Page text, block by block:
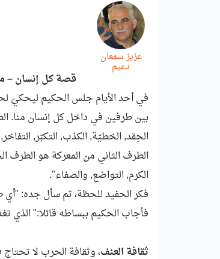
عزيز سمعان
دعيم
قصة كل إنسان –
في أحد الأيام جلس الحكيم ليحكيَ
بين طرفين في داخل كل إنسان منا.
الحِقد, الخطيّة, الكذب, التكبّر,
الطرف الثاني من المعركة هو الطرف
الكرم, التواضع, والصفاء".
فكر الحفيد للحظة، ثم سأل جده:
فأجاب الحكيم ببساطه قائلا:" الذي
ثقافة العنف، وثقافة الحرب لا